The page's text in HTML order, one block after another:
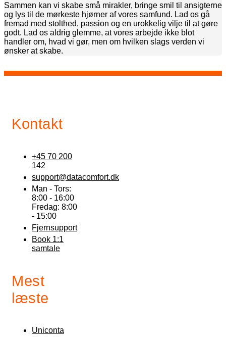
Sammen kan vi skabe små mirakler, bringe smil til ansigterne
og lys til de mørkeste hjørner af vores samfund. Lad os gå
fremad med stolthed, passion og en urokkelig vilje til at gøre
godt. Lad os aldrig glemme, at vores arbejde ikke blot
handler om, hvad vi gør, men om hvilken slags verden vi
ønsker at skabe.
Kontakt
+45 70 200
142
support@datacomfort.dk
Man - Tors:
8:00 - 16:00
Fredag: 8:00
- 15:00
Fjernsupport
Book 1:1
samtale
Mest
læste
Uniconta